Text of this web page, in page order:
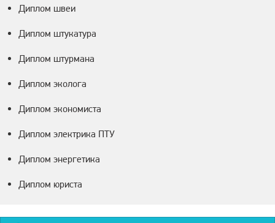
Диплом швеи
Диплом штукатура
Диплом штурмана
Диплом эколога
Диплом экономиста
Диплом электрика ПТУ
Диплом энергетика
Диплом юриста